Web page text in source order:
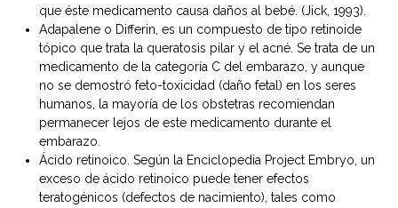
que éste medicamento causa daños al bebé. (Jick, 1993).
Adapalene o Differin, es un compuesto de tipo retinoide
tópico que trata la queratosis pilar y el acné. Se trata de un
medicamento de la categoría C del embarazo, y aunque
no se demostró feto-toxicidad (daño fetal) en los seres
humanos, la mayoría de los obstetras recomiendan
permanecer lejos de este medicamento durante el
embarazo.
Ácido retinoico. Según la Enciclopedia Project Embryo, un
exceso de ácido retinoico puede tener efectos
teratogénicos (defectos de nacimiento), tales como